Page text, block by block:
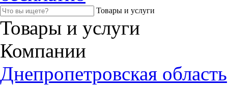
Товары и услуги
Товары и услуги
Компании
Днепропетровская область